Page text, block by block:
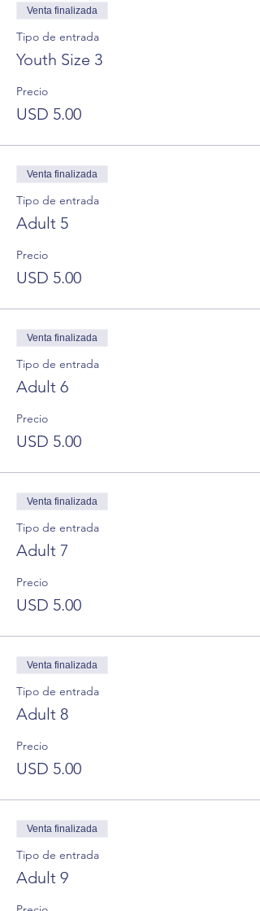
Venta finalizada
Tipo de entrada
Youth Size 3
Precio
USD 5.00
Venta finalizada
Tipo de entrada
Adult 5
Precio
USD 5.00
Venta finalizada
Tipo de entrada
Adult 6
Precio
USD 5.00
Venta finalizada
Tipo de entrada
Adult 7
Precio
USD 5.00
Venta finalizada
Tipo de entrada
Adult 8
Precio
USD 5.00
Venta finalizada
Tipo de entrada
Adult 9